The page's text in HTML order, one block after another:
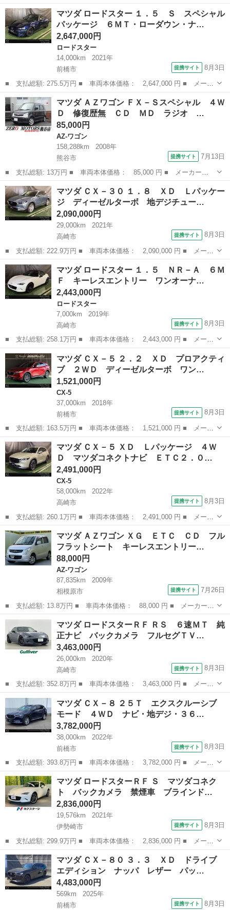
ー名： マツダ ■ 車種名： ＣＸ－５ ■ グレード名： ２．２
ＸＤ ブラックトーンエディション ディーゼルターボ ナビ・地デ
ジ・３６...
群馬 前橋市 CX-5
マツダ ロードスター １．５ Ｓ スペシャル
パッケージ ６ＭＴ・ローダウン・ナ…
2,647,000円
ロードスター
14,000km
2021年
前橋市
提携サイト 8月3日
■ 支払総額: 275.5万円 ■ 車両本体価格： 2,647,000 円 ■ メーカ
ー名： マツダ ■ 車種名： ロードスター ■ グレード名： １．
５ Ｓ スペシャルパッケージ ６ＭＴ・ローダウン・ナビ・バック
カメラ・...
群馬 前橋市 ロードスター
マツダ ＡＺワゴン ＦＸ－Ｓスペシャル ４Ｗ
Ｄ 修復歴無 ＣＤ ＭＤ ラジオ …
85,000円
AZ-ワゴン
158,288km
2008年
熊谷市
提携サイト 7月13日
■ 支払総額: 13万円 ■ 車両本体価格： 85,000 円 ■ メーカー
名： マツダ ■ 車種名： ＡＺワゴン ■ グレード名： ＦＸ－Ｓ
スペシャル ４ＷＤ 修復歴無 ＣＤ ＭＤ ラジオ ＥＴＣ スマ
ートキー シートヒ...
埼玉 熊谷市 AZ-ワゴン
マツダ ＣＸ－３０ １．８ ＸＤ Ｌパッケー
ジ ディーゼルターボ 地デジチュー…
2,090,000円
29,000km
2021年
高崎市
提携サイト 8月3日
■ 支払総額: 222.9万円 ■ 車両本体価格： 2,090,000 円 ■ メーカ
ー名： マツダ ■ 車種名： ＣＸ－３０ ■ グレード名： １．
８ ＸＤ Ｌパッケージ ディーゼルターボ 地デジチューナー ワ
ンオーナー...
群馬 高崎市 マツダ
マツダ ロードスター １．５ ＮＲ－Ａ ６Ｍ
Ｆ キーレスエントリー ワンオーナ…
2,443,000円
ロードスター
7,000km
2019年
高崎市
提携サイト 8月3日
■ 支払総額: 258.1万円 ■ 車両本体価格： 2,443,000 円 ■ メーカ
ー名： マツダ ■ 車種名： ロードスター ■ グレード名： １．
５ ＮＲ－Ａ ６ＭＦ キーレスエントリー ワンオーナー車 クリ
アランス...
群馬 高崎市 ロードスター
マツダ ＣＸ－５ ２．２ ＸＤ プロアクティ
ブ ２ＷＤ ディーゼルターボ ワン…
1,521,000円
CX-5
37,000km
2018年
前橋市
提携サイト 8月3日
■ 支払総額: 163.5万円 ■ 車両本体価格： 1,521,000 円 ■ メーカ
ー名： マツダ ■ 車種名： ＣＸ－５ ■ グレード名： ２．２
ＸＤ プロアクティブ ２ＷＤ ディーゼルターボ ワンオーナー
バックカ...
群馬 前橋市 CX-5
マツダ ＣＸ－５ ＸＤ Ｌパッケージ ４Ｗ
Ｄ マツダコネクトナビ ＥＴＣ２．０…
2,491,000円
CX-5
58,000km
2022年
高崎市
提携サイト 8月3日
■ 支払総額: 260.1万円 ■ 車両本体価格： 2,491,000 円 ■ メーカ
ー名： マツダ ■ 車種名： ＣＸ－５ ■ グレード名： ＸＤ Ｌ
パッケージ ４ＷＤ マツダコネクトナビ ＥＴＣ２．０ ３６０°ビ
ューモ...
群馬 高崎市 CX-5
マツダ ＡＺワゴン ＸＧ ＥＴＣ ＣＤ フル
フラットシート キーレスエントリー…
88,000円
AZ-ワゴン
87,835km
2009年
相模原市
提携サイト 7月26日
■ 支払総額: 13.8万円 ■ 車両本体価格： 88,000 円 ■ メーカー
名： マツダ ■ 車種名： ＡＺワゴン ■ グレード名： ＸＧ Ｅ
ＴＣ ＣＤ フルフラットシート キーレスエントリー 運転席エア
バック 助手席...
神奈川 相模原市 AZ-ワゴン
マツダ ロードスターＲＦ ＲＳ ６速ＭＴ 純
正ナビ バックカメラ フルセグＴＶ…
3,463,000円
26,000km
2020年
高崎市
提携サイト 8月3日
■ 支払総額: 352.8万円 ■ 車両本体価格： 3,463,000 円 ■ メーカ
ー名： マツダ ■ 車種名： ロードスターＲＦ ■ グレード名：
ＲＳ ６速ＭＴ 純正ナビ バックカメラ フルセグＴＶ ドラレ
コ ＢＳＭ...
群馬 高崎市 マツダ
マツダ ＣＸ－８ ２５Ｔ エクスクルーシブ
モード ４ＷＤ ナビ・地デジ・３６…
3,782,000円
38,000km
2022年
前橋市
提携サイト 8月3日
■ 支払総額: 393.8万円 ■ 車両本体価格： 3,782,000 円 ■ メーカ
ー名： マツダ ■ 車種名： ＣＸ－８ ■ グレード名： ２５Ｔ
エクスクルーシブ モード ４ＷＤ ナビ・地デジ・３６０度カメ
ラ・ＥＴＣ...
群馬 前橋市 マツダ
マツダ ロードスターＲＦ Ｓ マツダコネク
ト バックカメラ 禁煙車 ブラインド…
2,836,000円
19,576km
2021年
伊勢崎市
提携サイト 8月3日
■ 支払総額: 299.9万円 ■ 車両本体価格： 2,836,000 円 ■ メーカ
ー名： マツダ ■ 車種名： ロードスターＲＦ ■ グレード名：
Ｓ マツダコネクト バックカメラ 禁煙車 ブラインドスポットモ
ニター ...
群馬 伊勢崎市 マツダ
マツダ ＣＸ－８０ ３．３ ＸＤ ドライブ
エディション ナッパ レザー パッ…
4,483,000円
569km
2025年
前橋市
提携サイト 8月3日